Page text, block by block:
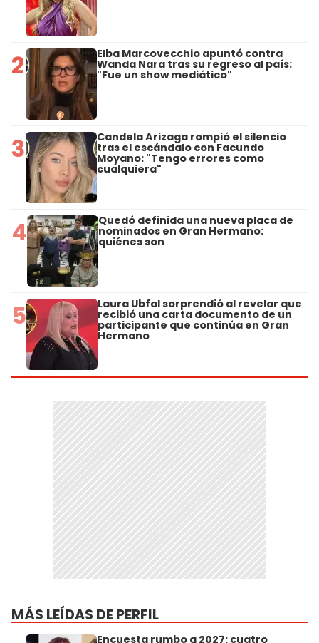
2 Elba Marcovecchio apuntó contra
Wanda Nara tras su regreso al país:
"Fue un show mediático"
3 Candela Arizaga rompió el silencio
tras el escándalo con Facundo
Moyano: "Tengo errores como
cualquiera"
4 Quedó definida una nueva placa de
nominados en Gran Hermano:
quiénes son
5 Laura Ubfal sorprendió al revelar que
recibió una carta documento de un
participante que continúa en Gran
Hermano
MÁS LEÍDAS DE PERFIL
Encuesta rumbo a 2027: cuatro